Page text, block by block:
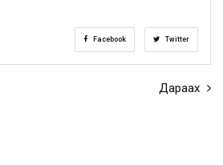
Facebook Twitter
Дараах